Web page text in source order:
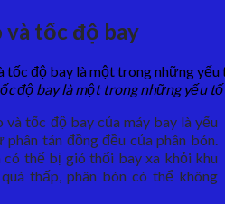
tốc độ bay
độ bay là một trong những yếu
và tốc độ bay của máy bay là yếu
tán đồng đều của phân bón.
có thể bị gió thổi bay xa khỏi khu
thấp, phân bón có thể không